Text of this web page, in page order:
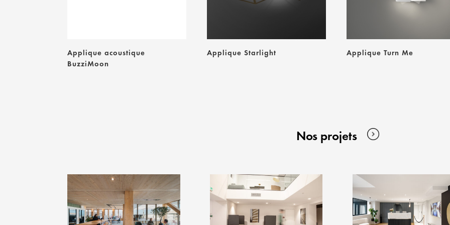
Applique acoustique
BuzziMoon
Applique Starlight Applique Turn Me
Nos projets